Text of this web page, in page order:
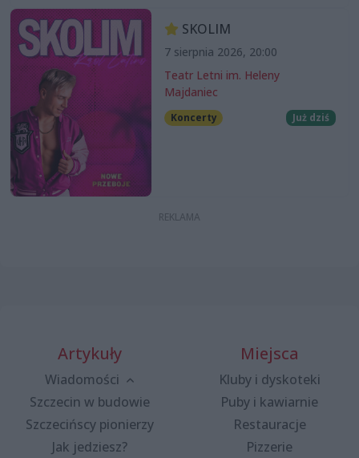
SKOLIM
7 sierpnia 2026, 20:00
Teatr Letni im. Heleny
Majdaniec
Koncerty Już dziś
Artykuły
Wiadomości
Szczecin w budowie
Szczecińscy pionierzy
Jak jedziesz?
Miejsca
Kluby i dyskoteki
Puby i kawiarnie
Restauracje
Pizzerie